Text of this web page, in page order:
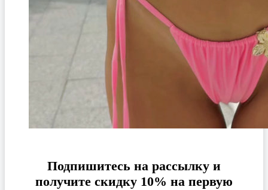
Подпишитесь на рассылку и
получите скидку 10% на первую